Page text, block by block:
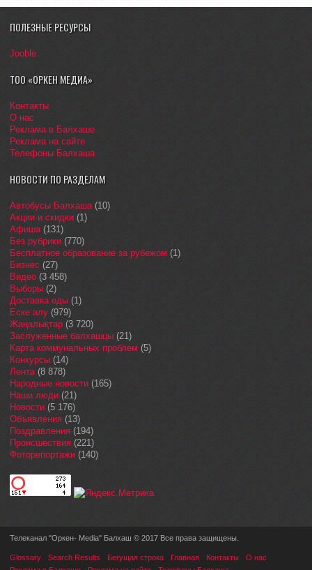
ПОЛЕЗНЫЕ РЕСУРСЫ
Jooble
ТОО «ОРКЕН МЕДИА»
Контакты
О нас
Реклама в Балхаше
Реклама на сайте
Телефоны Балхаша
НОВОСТИ ПО РАЗДЕЛАМ
Автобусы Балхаша(10)
Акции и скидки (1)
Афиша(131)
Без рубрики (770)
Бесплатное образование за рубежом (1)
Бизнес (27)
Видео (3 458)
Выборы (2)
Доставка еды (1)
Еске алу (979)
Жаңалықтар (3 720)
Заслуженные балхашцы (21)
Карта коммунальных проблем (5)
Конкурсы (14)
Лента(8 878)
Народные новости (165)
Наши люди (21)
Новости (5 176)
Объявления (13)
Поздравления (194)
Происшествия (221)
Фоторепортажи (140)
Телеканал "Оркен- Media" Балхаш © 2017 Все права защищены.
Glossary Search Results Бегущая строка Главная Контакты
О нас